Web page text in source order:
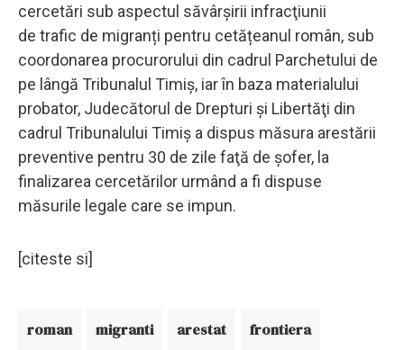
cercetări sub aspectul săvârşirii infracţiunii
de trafic de migranți pentru cetățeanul român, sub
coordonarea procurorului din cadrul Parchetului de
pe lângă Tribunalul Timiş, iar în baza materialului
probator, Judecătorul de Drepturi şi Libertăţi din
cadrul Tribunalului Timiş a dispus măsura arestării
preventive pentru 30 de zile faţă de șofer, la
finalizarea cercetărilor urmând a fi dispuse
măsurile legale care se impun.
[citeste si]
roman migranti arestat frontiera